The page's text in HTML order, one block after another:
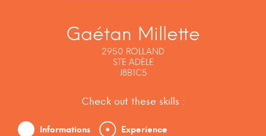
Gaétan Millette
2950 ROLLAND
STE ADÈLE
J8B1C5
Check out these skills :
Informations
Experience